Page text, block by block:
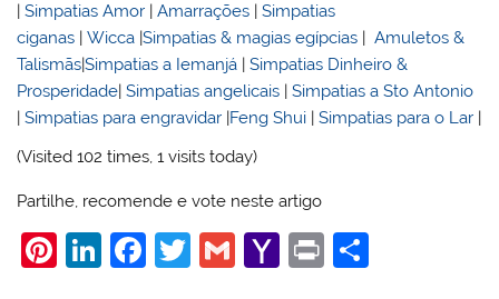
|Simpatias Amor |Amarrações |Simpatias
ciganas |Wicca |Simpatias & magias egípcias |Amuletos &
Talismãs|Simpatias a Iemanjá |Simpatias Dinheiro &
Prosperidade|Simpatias angelicais |Simpatias a Sto Antonio
|Simpatias para engravidar |Feng Shui |Simpatias para o Lar |
(Visited 102 times, 1 visits today)
Partilhe, recomende e vote neste artigo
Pi Li F
T
G
Y
Pr